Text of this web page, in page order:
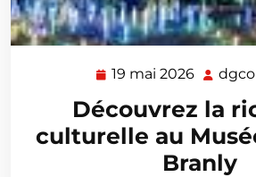
19 mai 2026 19
2026
Découvrez la
culturelle au
Branly